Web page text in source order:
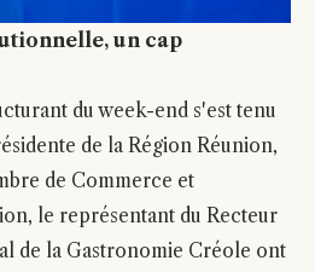
un cap
du week-end s'est tenu
de la Région Réunion,
de Commerce et
le représentant du Recteur
de la Gastronomie Créole ont